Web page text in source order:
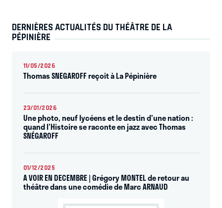
DERNIÈRES ACTUALITÉS DU THÉÂTRE DE LA
PÉPINIÈRE
11/05/2026
Thomas SNEGAROFF reçoit à La Pépinière
23/01/2026
Une photo, neuf lycéens et le destin d'une nation :
quand l'Histoire se raconte en jazz avec Thomas
SNÉGAROFF
01/12/2025
A VOIR EN DECEMBRE | Grégory MONTEL de retour au
théâtre dans une comédie de Marc ARNAUD